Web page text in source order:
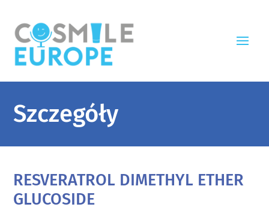
Szczegóły
RESVERATROL DIMETHYL ETHER
GLUCOSIDE